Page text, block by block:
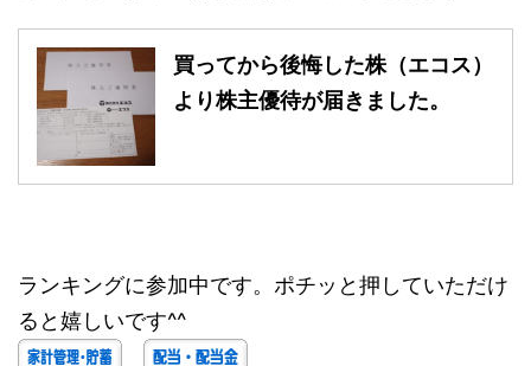
買ってから後悔した株（エコス）
より株主優待が届きました。
ランキングに参加中です。ポチッと押していただけ
ると嬉しいです^^